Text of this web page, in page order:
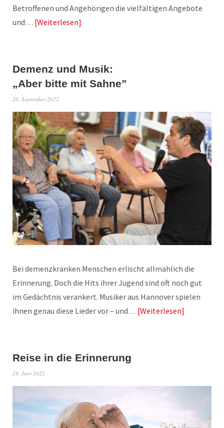
Betroffenen und Angehörigen die vielfältigen Angebote
und… Weiterlesen
Demenz und Musik:
„Aber bitte mit Sahne”
20. September 2022
Bei demenzkranken Menschen erlischt allmählich die
Erinnerung. Doch die Hits ihrer Jugend sind oft noch gut
im Gedächtnis verankert. Musiker aus Hannover spielen
ihnen genau diese Lieder vor – und… Weiterlesen
Reise in die Erinnerung
28. Juni 2022